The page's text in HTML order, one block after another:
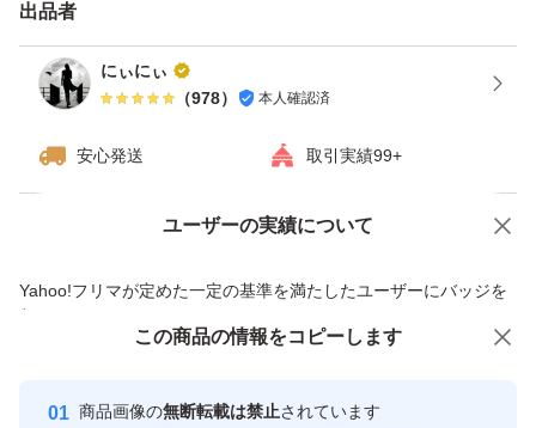
出品者
にぃにぃ
（978） 本人確認済
安心発送 取引実績99+
ユーザーの実績について
Yahoo!フリマが定めた一定の基準を満たしたユーザーにバッジを
付与しています
安心取引出品者
心・安全なユーザーです
価格の相談 商品への質問
この商品の情報をコピーします
商品画像の無断転載は禁止されています
この商品をみている人にオススメ